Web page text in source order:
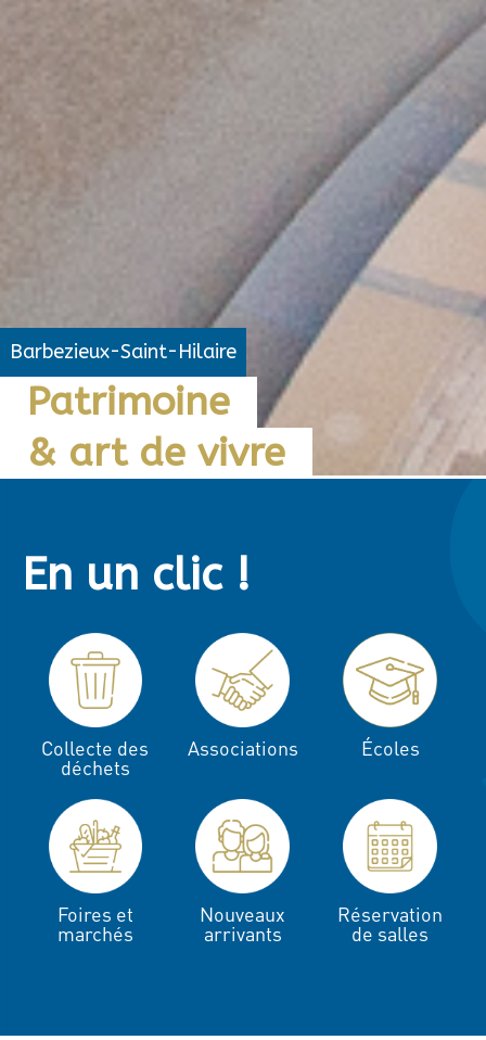
Barbezieux-Saint-Hilaire
Patrimoine
& art de vivre
En un clic !
Collecte des
déchets
Associations Écoles
Foires et
marchés
Nouveaux
arrivants
Réservation
de salles